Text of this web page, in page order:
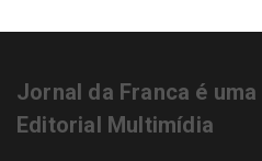
Jornal da Franca é
Editorial Multimídia